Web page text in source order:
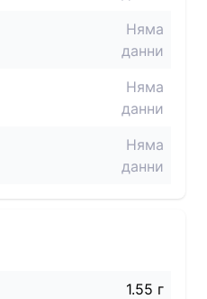
Няма
данни
Няма
данни
Няма
данни
1.55 г